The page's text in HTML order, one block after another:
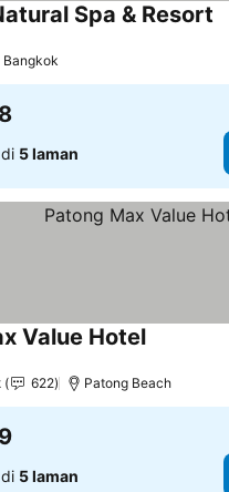
Spa & Resort
Bangkok
5 laman
Value HotelLihat harga
622 Patong Beach
5 laman